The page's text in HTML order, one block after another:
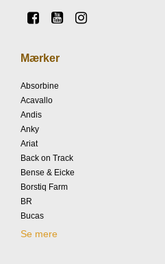
Mærker
Absorbine
Acavallo
Andis
Anky
Ariat
Back on Track
Bense & Eicke
Borstiq Farm
BR
Bucas
Se mere